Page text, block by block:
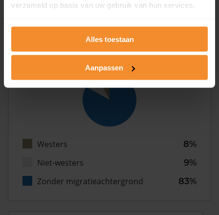
verzameld op basis van uw gebruik van hun services.
Alles toestaan
Aanpassen
Gezin (met kinderen)
37%
Westers
8%
Niet-westers
9%
Zonder migratieachtergrond
83%